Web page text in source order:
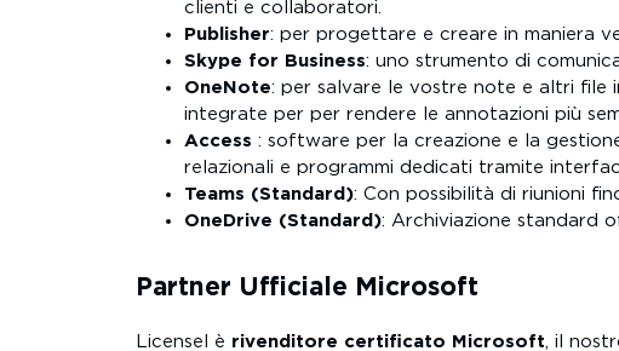
clienti e collaboratori.
Publisher: per progettare e creare in maniera
Skype for Business: uno strumento di
OneNote: per salvare le vostre note e altri file
integrate per per rendere le annotazioni più
Access : software per la creazione e la
relazionali e programmi dedicati tramite
Teams (Standard): Con possibilità di riunioni
OneDrive (Standard): Archiviazione standard
Partner Ufficiale Microsoft
Licensel è rivenditore certificato Microsoft, il